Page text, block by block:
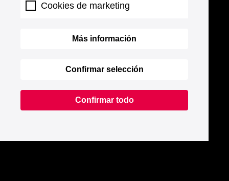
Cookies de marketing
Más información
Confirmar selección
Confirmar todo